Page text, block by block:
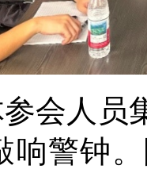
会人员
响警钟